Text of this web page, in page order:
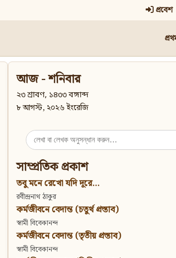
প্রবেশ
আজ - শনিবার
২৩ শ্রাবণ, ১৪৩৩ বঙ্গাব্দ
৮ আগস্ট, ২০২৬ ইংরেজি
Search
for:
সাম্প্রতিক প্রকাশ
তবু মনে রেখো যদি দূরে...
রবীন্দ্রনাথ ঠাকুর
কর্মজীবনে বেদান্ত (চতুর্থ প্রস্তাব)
স্বামী বিবেকানন্দ
কর্মজীবনে বেদান্ত (তৃতীয় প্রস্তাব)
স্বামী বিবেকানন্দ